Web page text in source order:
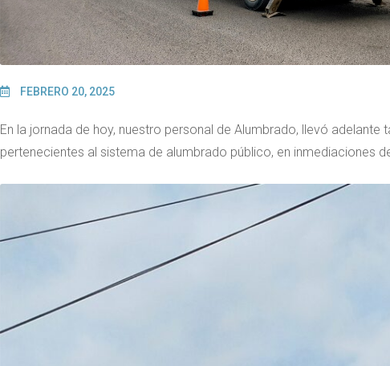
FEBRERO 20, 2025
En la jornada de hoy, nuestro personal de Alumbrado, llevó
pertenecientes al sistema de alumbrado público, en inmediaciones